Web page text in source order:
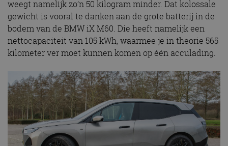
weegt namelijk zo’n 50 kilogram minder. Dat kolossale
gewicht is vooral te danken aan de grote batterij in de
bodem van de BMW iX M60. Die heeft namelijk een
nettocapaciteit van 105 kWh, waarmee je in theorie 565
kilometer ver moet kunnen komen op één acculading.